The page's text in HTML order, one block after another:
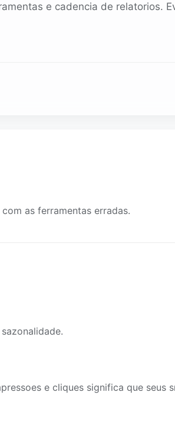
e cadencia de relatorios.
as ferramentas erradas.
e cliques significa que seus